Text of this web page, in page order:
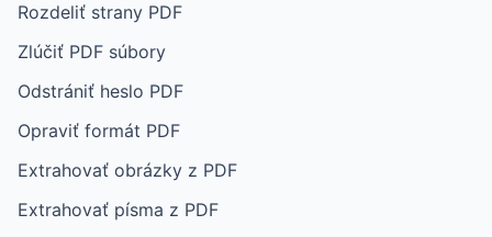
Rozdeliť strany PDF
Zlúčiť PDF súbory
Odstrániť heslo PDF
Opraviť formát PDF
Extrahovať obrázky z PDF
Extrahovať písma z PDF